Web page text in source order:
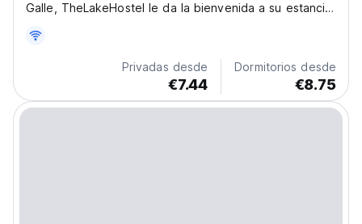
Galle, TheLakeHostel le da la bienvenida a su estancia
Privadas desde
€7.44
Dormitorios desde
€8.75